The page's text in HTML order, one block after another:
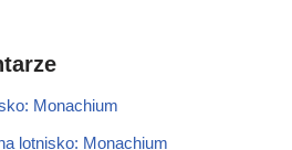
Monachium
lotnisko: Monachium